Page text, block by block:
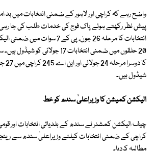
واضح رہے کہ کراچی اور لاہور کے ضمنی انتخابات میں بد
پیش نظر رکھتے ہوئے پاک فوج کی خدمات طلب کی جا رہی
20 حلقوں میں ضمنی انتخابات 17
کا
شیڈول ہیں۔
الیکشن کمیشن کا وزیراعلیٰ سندھ کو خط
کراچی کے ضمنی انتخابات کیلئے وزیراعلیٰ سندھ سے